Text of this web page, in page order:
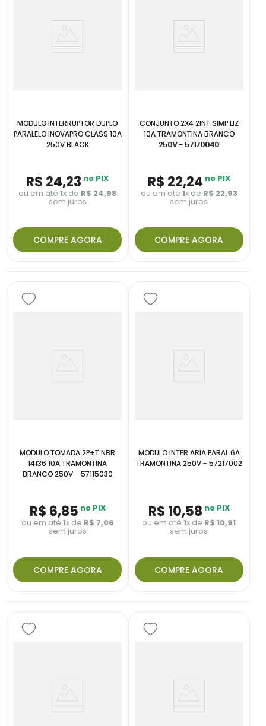
MODULO INTERRUPTOR DUPLO
PARALELO INOVAPRO CLASS 10A
250V BLACK
R$ 24,23 no PIX
ou em até1x de R$ 24,98
sem juros
COMPRE AGORA
CONJUNTO 2X4 2INT SIMP LIZ
10A TRAMONTINA BRANCO
250V - 57170040
R$ 22,24 no PIX
ou em até 1x de R$ 22,93
sem juros
COMPRE AGORA
MODULO TOMADA 2P+T NBR
14136 10A TRAMONTINA
BRANCO 250V - 57115030
R$ 6,85 no PIX
ou em até 1x de R$ 7,06
sem juros
COMPRE AGORA
MODULO INTER ARIA PARAL 6A
TRAMONTINA 250V - 57217002
R$ 10,58 no PIX
ou em até1x de R$ 10,91
sem juros
COMPRE AGORA